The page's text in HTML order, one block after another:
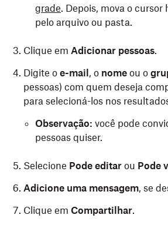
grade. Depois, mova o
pelo arquivo ou pasta.
Clique em Adicionar pessoas.
Digite o e-mail , o nome ou o
pessoas) com quem deseja
para selecioná-los nos
Observação: você pode
pessoas quiser.
Selecione Pode editar ou Pode
Adicione uma mensagem, se
Clique em Compartilhar.